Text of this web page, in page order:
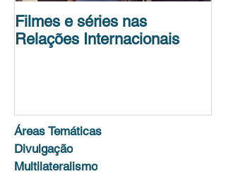
Filmes e séries nas
Relações Internacionais
Áreas Temáticas
Divulgação
Multilateralismo